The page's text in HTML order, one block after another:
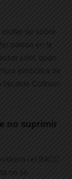
mullar-se sobre
palesa en la
juliol, quan
simbòlica de
Collboni
no suprimir
i el BACC
no se